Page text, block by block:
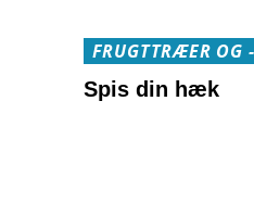
FRUGTTRÆER OG
Spis din hæk